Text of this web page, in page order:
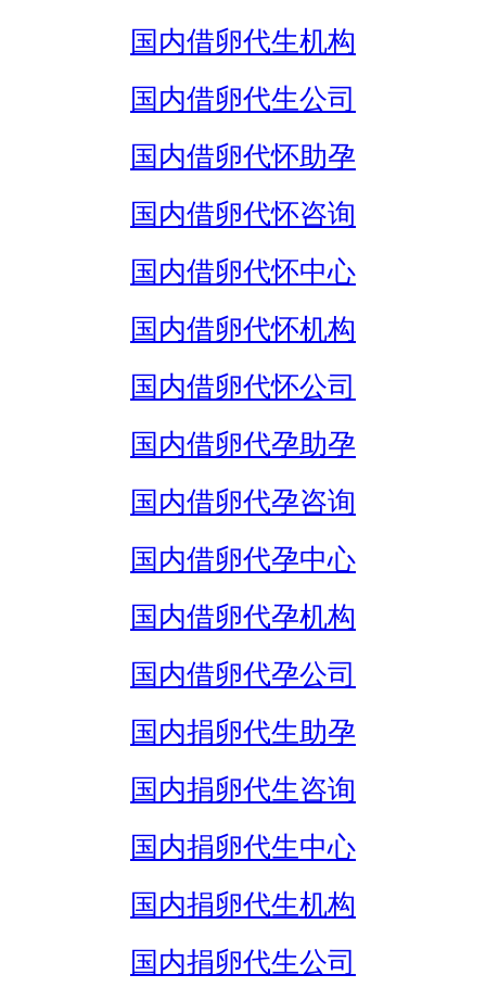
国内借卵代生机构
国内借卵代生公司
国内借卵代怀助孕
国内借卵代怀咨询
国内借卵代怀中心
国内借卵代怀机构
国内借卵代怀公司
国内借卵代孕助孕
国内借卵代孕咨询
国内借卵代孕中心
国内借卵代孕机构
国内借卵代孕公司
国内捐卵代生助孕
国内捐卵代生咨询
国内捐卵代生中心
国内捐卵代生机构
国内捐卵代生公司